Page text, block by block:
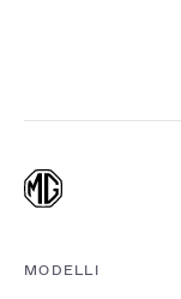
MODELLI